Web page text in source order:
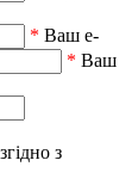
* Ваш e-
* Ваш
з